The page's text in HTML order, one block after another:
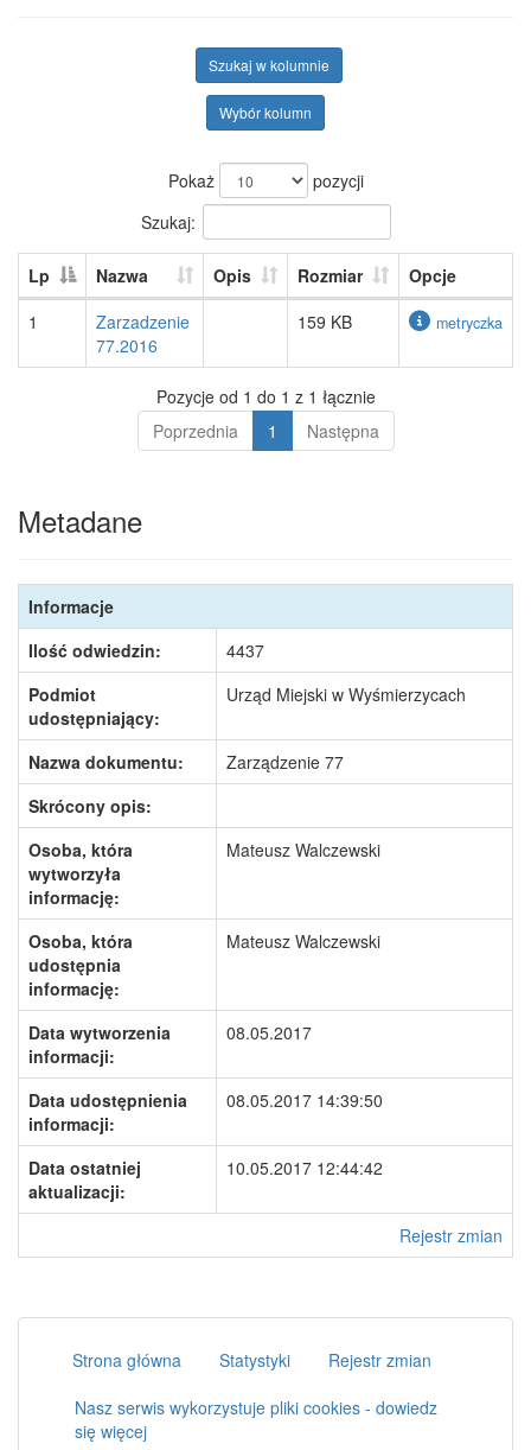
Szukaj w kolumnie
Wybór kolumn
Pokaż
pozycji
Szukaj:
Lp Nazwa Opis Rozmiar
Opcje
1
Zarzadzenie
77.2016
159 KB metryczka
Pozycje od 1 do 1 z 1 łącznie
Poprzednia
1 Następna
Metadane
Informacje
Ilość odwiedzin:
4437
Podmiot
udostępniający:
Urząd Miejski w Wyśmierzycach
Nazwa dokumentu:
Zarządzenie 77
Skrócony opis:
Osoba, która
wytworzyła
informację:
Mateusz Walczewski
Osoba, która
udostępnia
informację:
Mateusz Walczewski
Data wytworzenia
informacji:
08.05.2017
Data udostępnienia
informacji:
08.05.2017 14:39:50
Data ostatniej
aktualizacji:
10.05.2017 12:44:42
Rejestr zmian
Strona główna Statystyki
Rejestr zmian
Nasz serwis wykorzystuje pliki cookies - dowiedz
się więcej